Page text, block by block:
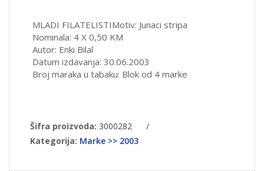
MLADI FILATELISTIMotiv: Junaci stripa
Nominala: 4 X 0,50 KM
Autor: Enki Bilal
Datum izdavanja: 30.06.2003
Broj maraka u tabaku: Blok od 4 marke
Šifra proizvoda: 3000282
/
Kategorija: Marke >> 2003